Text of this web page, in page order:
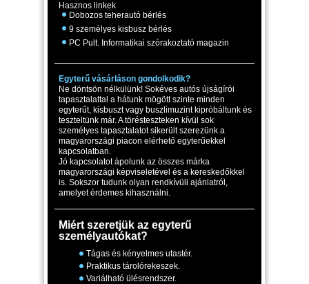
Hasznos linkek
Dobozos teherautó bérlés
9 személyes kisbusz bérlés
PC Pult. Informatikai szórakoztató magazin
Egyterű vásárláson gondolkodik?
Ne döntsön nélkülünk! Sokéves autós újságírói
tapasztalattal a hátunk mögött szinte minden
egyterűt, kisbuszt vagy buszlimuzint kipróbáltunk és
teszteltünk már. A törésteszteken kívül sok
személyes tapasztalatot sikerült szerezünk a
magyarországi piacon elérhető egyterűekkel
kapcsolatban.
Jó kapcsolatot ápolunk az összes márka
magyarországi képviseletével és a kereskedőkkel
is. Sokszor tudunk olyan rendkívüli ajánlatról,
amelyet érdemes kihasználni.
Miért szeretjük az egyterű
személyautókat?
Tágas és kényelmes utastér.
Praktikus tárolórekeszek.
Variálható ülésrendszer.